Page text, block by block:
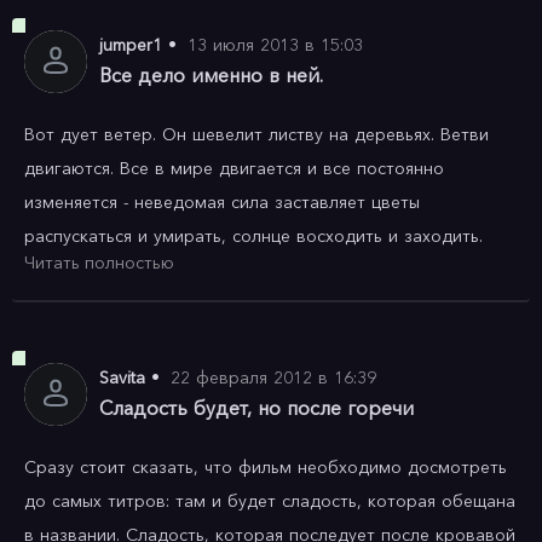
jumper1 • 13 июля 2013 в 15:03
Все дело именно в ней.
Вот дует ветер. Он шевелит листву на деревьях. Ветви
двигаются. Все в мире двигается и все постоянно
изменяется - неведомая сила заставляет цветы
распускаться и умирать, солнце восходить и заходить.
Заставляет воду течь, огонь гореть. Что то постоянно
рождается и умирает, ярко сияет или потухает. С этим уж
А вот наш герой - идеальный работник своего босса.
бескомпромиссный. И вот дают ему одно задание -
простое, раз плюнуть - проследить за девушкой босса,
Читать полностью
Savita • 22 февраля 2012 в 16:39
Сладость будет, но после горечи
Сразу стоит сказать, что фильм необходимо досмотреть
до самых титров: там и будет сладость, которая обещана
в названии. Сладость, которая последует после кровавой